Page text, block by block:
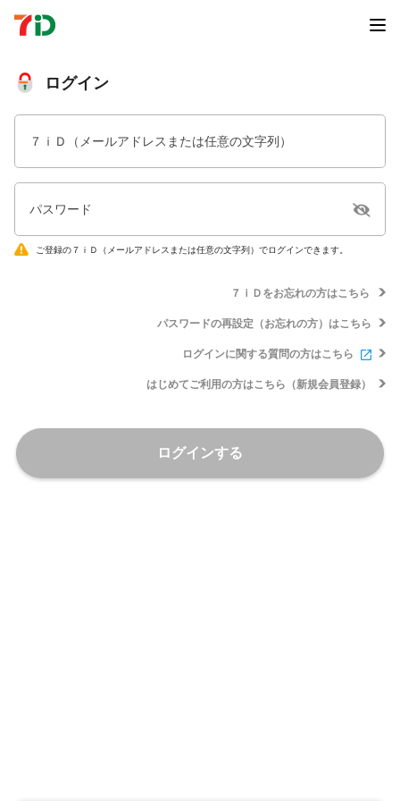
ログイン
７ｉＤ（メールアドレスまたは任意の文字列）
パスワード
ご登録の７ｉＤ（メールアドレスまたは任意の文字列）でログインできます。
７ｉＤをお忘れの方はこちら
パスワードの再設定（お忘れの方）はこちら
ログインに関する質問の方はこちら
はじめてご利用の方はこちら（新規会員登録）
ログインする